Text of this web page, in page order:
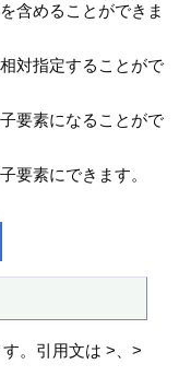
含めることができま
対指定することがで
要素になることがで
要素にできます。
。引用文は >、>